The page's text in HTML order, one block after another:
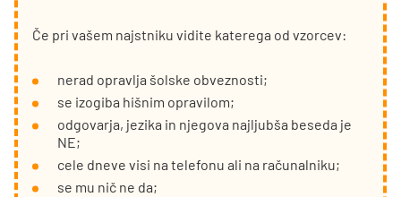
Če pri vašem najstniku vidite katerega od vzorcev:
nerad opravlja šolske obveznosti;
se izogiba hišnim opravilom;
odgovarja, jezika in njegova najljubša beseda je
NE;
cele dneve visi na telefonu ali na računalniku;
se mu nič ne da;